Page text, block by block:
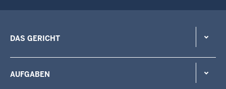
DAS GERICHT
AUFGABEN